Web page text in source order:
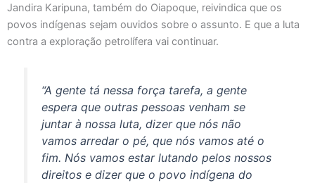
Jandira Karipuna, também do Oiapoque, reivindica que os
povos indígenas sejam ouvidos sobre o assunto. E que a luta
contra a exploração petrolífera vai continuar.
“A gente tá nessa força tarefa, a gente
espera que outras pessoas venham se
juntar à nossa luta, dizer que nós não
vamos arredar o pé, que nós vamos até o
fim. Nós vamos estar lutando pelos nossos
direitos e dizer que o povo indígena do